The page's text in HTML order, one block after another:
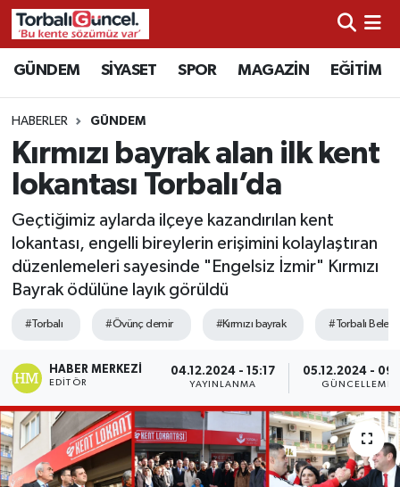
GÜNDEM SİYASET SPOR MAGAZİN EĞİTİM
HABERLER GÜNDEM
Kırmızı bayrak alan ilk kent
lokantası Torbalı’da
Geçtiğimiz aylarda ilçeye kazandırılan kent
lokantası, engelli bireylerin erişimini kolaylaştıran
düzenlemeleri sayesinde "Engelsiz İzmir" Kırmızı
Bayrak ödülüne layık görüldü
#Torbalı #Övünç demir #Kırmızı bayrak #Torbalı
HABER MERKEZI
EDITÖR
04.12.2024 - 15:17
YAYINLANMA
05.12.2024 -
GÜNCELLEME
İzmir Nöbetçi Eczaneler
İzmir Hava Durumu
İzmir Namaz Vakitleri
Süper Lig Puan Durumu ve Fikstür
Tüm Manşetler
Haber Arşivi